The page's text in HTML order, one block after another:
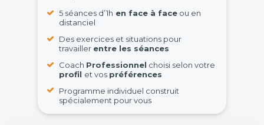
5 séances d’1h en face à face ou en
distanciel
Des exercices et situations pour
travailler entre les séances
Coach Professionnel choisi selon votre
profil et vos préférences
Programme individuel construit
spécialement pour vous